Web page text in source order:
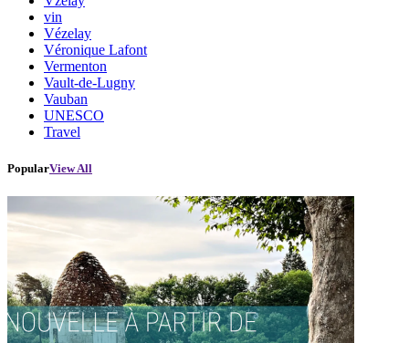
vin
Vézelay
Véronique Lafont
Vermenton
Vault-de-Lugny
Vauban
UNESCO
Travel
PopularView All